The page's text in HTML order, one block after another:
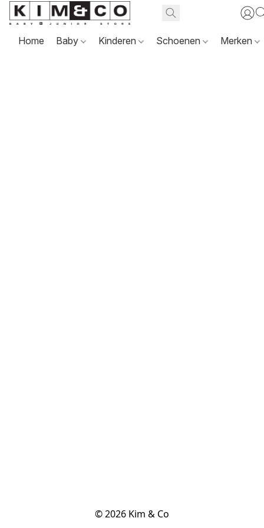
Home Baby Kinderen Schoenen Merken
© 2026 Kim & Co